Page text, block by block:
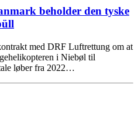
beholder den tyske
med DRF Luftrettung om at
i Niebøl til
løber fra 2022…